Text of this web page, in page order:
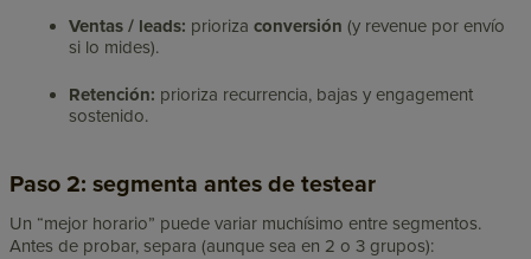
Ventas / leads: priorizaconversión (y revenue por envío
si lo mides).
Retención: prioriza recurrencia, bajas y engagement
sostenido.
Paso 2: segmenta antes de testear
Un “mejor horario” puede variar muchísimo entre segmentos.
Antes de probar, separa (aunque sea en 2 o 3 grupos):